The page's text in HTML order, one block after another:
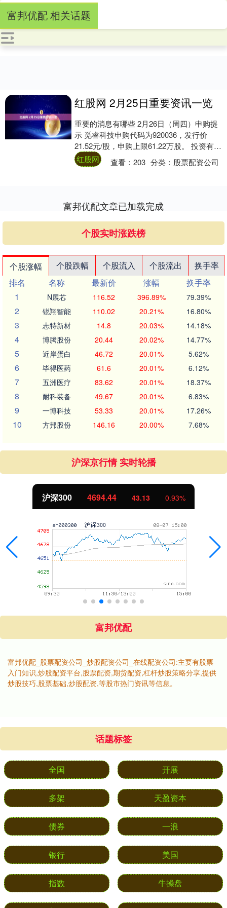
富邦优配 相关话题
红股网 2月25日重要资讯一览
重要的消息有哪些 2月26日（周四）申购提
示 觅睿科技申购代码为920036，发行价
21.52元/股，申购上限61.22万股。 投资有风
险，申购需谨慎。 1．商....
红股网 查看：203 分类： 股票配资公司
富邦优配文章已加载完成
个股实时涨跌榜
个股涨幅 个股跌幅 个股流入 个股流出
换手率
排名
名称 最新价 涨幅
换手率
1
N展芯 116.52 396.89% 79.39%
2 锐翔智能 110.02 20.21% 16.80%
3 志特新材 14.8 20.03% 14.18%
4 博腾股份 20.44 20.02% 14.77%
5 近岸蛋白 46.72 20.01% 5.62%
6 毕得医药 61.6 20.01% 6.12%
7 五洲医疗 83.62 20.01% 18.37%
8 耐科装备 49.67 20.01% 6.83%
9 一博科技 53.33 20.01% 17.26%
10 方邦股份 146.16 20.00% 7.68%
沪深京行情 实时轮播
沪深300 4694.44 43.13 0.93%
富邦优配
富邦优配_股票配资公司_炒股配资公司_在线配资公司:主要有股票
入门知识,炒股配资平台,股票配资,期货配资,杠杆炒股策略分享,提供
炒股技巧,股票基础,炒股配资,等股市热门资讯等信息。
话题标签
全国 开展
多架 天盈资本
债券 一浪
银行 美国
指数 牛操盘